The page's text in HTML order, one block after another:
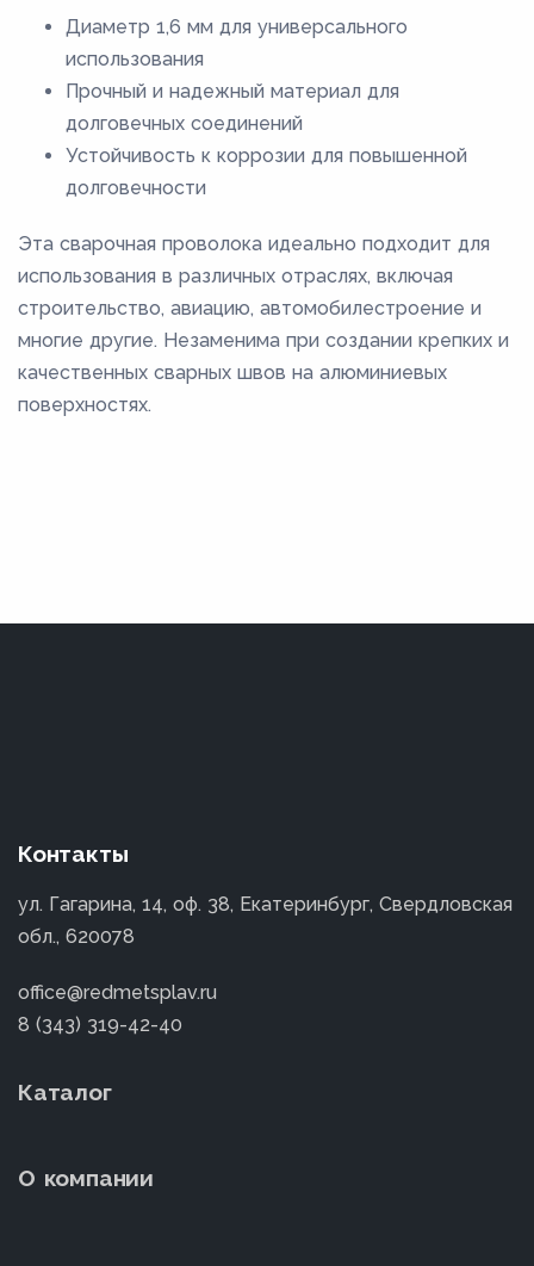
Диаметр 1,6 мм для универсального
использования
Прочный и надежный материал для
долговечных соединений
Устойчивость к коррозии для повышенной
долговечности
Эта сварочная проволока идеально подходит для
использования в различных отраслях, включая
строительство, авиацию, автомобилестроение и
многие другие. Незаменима при создании крепких и
качественных сварных швов на алюминиевых
поверхностях.
Контакты
ул. Гагарина, 14, оф. 38, Екатеринбург, Свердловская
обл., 620078
office@redmetsplav.ru
8 (343) 319-42-40
Каталог
О компании